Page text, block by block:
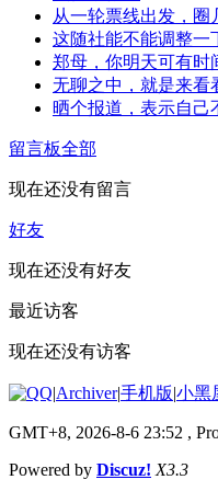
从一轮票线出发，圈
这随社能不能调整一
郑母，你明天可有时
无聊之中，就是来看
晒个报道，表示自己
留言板全部
现在还没有留言
好友
现在还没有好友
最近访客
现在还没有访客
|Archiver|手机版|小黑
GMT+8, 2026-8-6 23:52 ,
Powered by Discuz! X3.3